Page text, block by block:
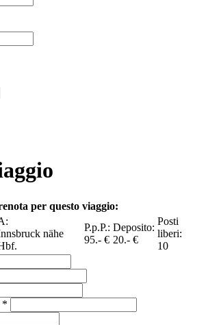
per questo viaggio:
nähe
P.p.P.:
95.- €
Deposito:
20.- €
Posti
liberi:
10
*